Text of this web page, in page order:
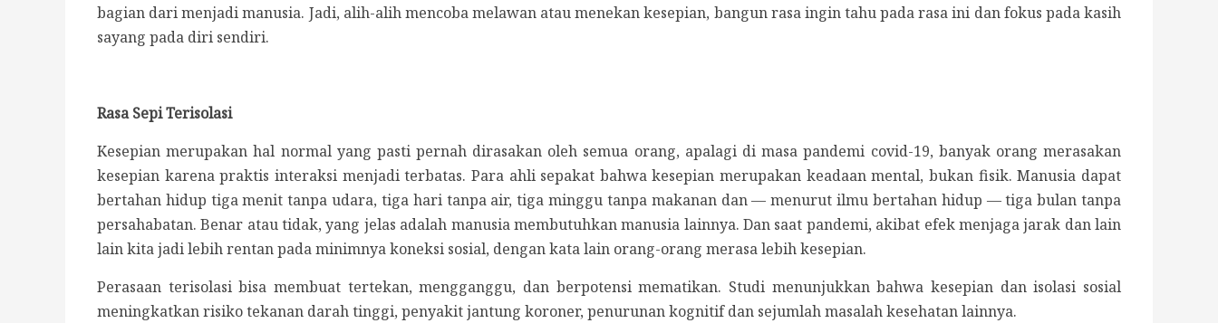
bagian dari menjadi manusia. Jadi, alih-alih mencoba melawan atau menekan kesepian, bangun rasa ingin tahu pada rasa ini dan fokus pada kasih
sayang pada diri sendiri.
Rasa Sepi Terisolasi
Kesepian merupakan hal normal yang pasti pernah dirasakan oleh semua orang, apalagi di masa pandemi covid-19, banyak orang merasakan
kesepian karena praktis interaksi menjadi terbatas. Para ahli sepakat bahwa kesepian merupakan keadaan mental, bukan fisik.Manusia dapat
bertahan hidup tiga menit tanpa udara, tiga hari tanpa air, tiga minggu tanpa makanan dan — menurut ilmu bertahan hidup — tiga bulan tanpa
persahabatan. Benar atau tidak, yang jelas adalah manusia membutuhkan manusia lainnya. Dan saat pandemi, akibat efek menjaga jarak dan lain
lain kita jadi lebih rentan pada minimnya koneksi sosial, dengan kata lain orang-orang merasa lebih kesepian.
Perasaan terisolasi bisa membuat tertekan, mengganggu, dan berpotensi mematikan. Studi menunjukkan bahwa kesepian dan isolasi sosial
meningkatkan risiko tekanan darah tinggi, penyakit jantung koroner, penurunan kognitif dan sejumlah masalah kesehatan lainnya.